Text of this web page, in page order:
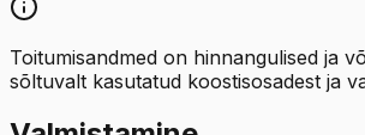
Toitumisandmed on hinnangulised ja
sõltuvalt kasutatud koostisosadest ja